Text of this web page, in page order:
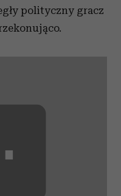
polityczny gracz